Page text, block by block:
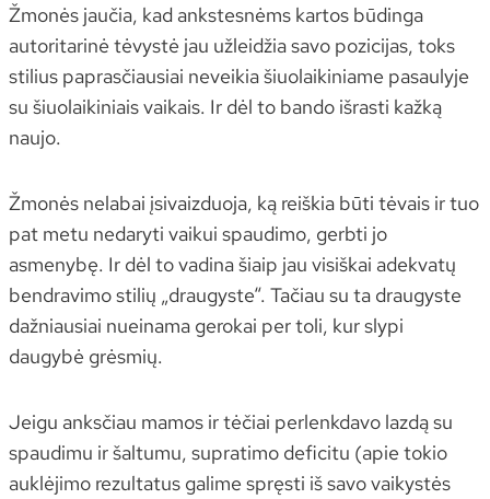
Žmonės jaučia, kad ankstesnėms kartos būdinga
autoritarinė tėvystė jau užleidžia savo pozicijas, toks
stilius paprasčiausiai neveikia šiuolaikiniame pasaulyje
su šiuolaikiniais vaikais. Ir dėl to bando išrasti kažką
naujo.
Žmonės nelabai įsivaizduoja, ką reiškia būti tėvais ir tuo
pat metu nedaryti vaikui spaudimo, gerbti jo
asmenybę. Ir dėl to vadina šiaip jau visiškai adekvatų
bendravimo stilių „draugyste“. Tačiau su ta draugyste
dažniausiai nueinama gerokai per toli, kur slypi
daugybė grėsmių.
Jeigu anksčiau mamos ir tėčiai perlenkdavo lazdą su
spaudimu ir šaltumu, supratimo deficitu (apie tokio
auklėjimo rezultatus galime spręsti iš savo vaikystės